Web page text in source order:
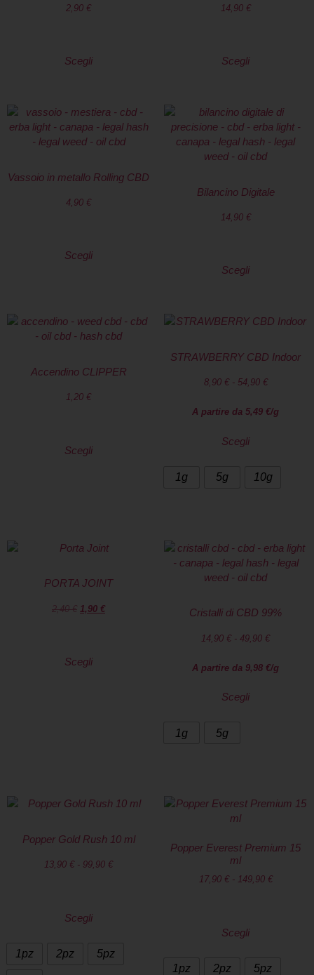
2,90 €
Scegli
14,90 €
Scegli
Vassoio in metallo Rolling CBD
4,90 €
Scegli
Bilancino Digitale
14,90 €
Scegli
Accendino CLIPPER
1,20 €
Scegli
STRAWBERRY CBD Indoor
8,90 € - 54,90 €
A partire da 5,49 €/g
Scegli
1g 5g 10g
PORTA JOINT
2,40€ 1,90 €
Scegli
Cristalli di CBD 99%
14,90 € - 49,90 €
A partire da 9,98 €/g
Scegli
1g 5g
Popper Gold Rush 10 ml
13,90 € - 99,90 €
Scegli
1pz 2pz 5pz
Popper Everest Premium 15
ml
17,90 € - 149,90 €
Scegli
1pz 2pz 5pz